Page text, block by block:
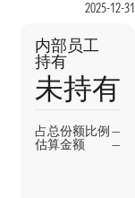
2025-12-31
内部员工
持有
未持有
占总份额比例—
估算金额
—